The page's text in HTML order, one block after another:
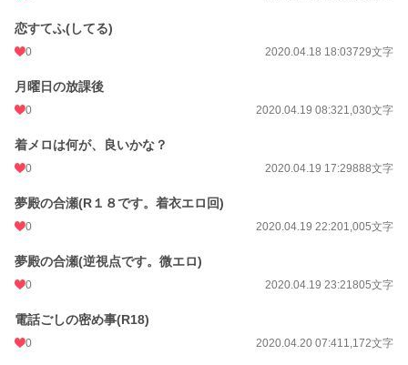
恋すてふ(してる)
0 2020.04.18 18:03729文字
月曜日の放課後
0 2020.04.19 08:321,030文字
着メロは何が、良いかな？
0 2020.04.19 17:29888文字
夢殿の合瀬(R１８です。着衣エロ回)
0 2020.04.19 22:201,005文字
夢殿の合瀬(逆視点です。微エロ)
0 2020.04.19 23:21805文字
電話ごしの密め事(R18)
0 2020.04.20 07:411,172文字